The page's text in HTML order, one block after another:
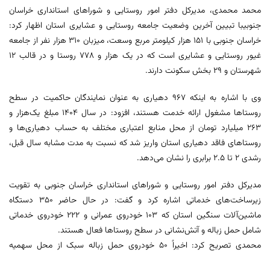
محمد محمدی، مدیرکل دفتر امور روستایی و شوراهای استانداری خراسان
جنوبیبا تبیین آخرین وضعیت جامعه روستایی و عشایری استان اظهار کرد:
خراسان جنوبی با 151 هزار کیلومتر مربع وسعت، میزبان 310 هزار نفر از جامعه
غیور روستایی و عشایری است که در یک هزار و 778 روستا و در قالب 12
شهرستان و 29 بخش سکونت دارند.
وی با اشاره به اینکه 967 دهیاری به عنوان نمایندگان حاکمیت در سطح
روستاها مشغول ارائه خدمت هستند، افزود: در سال 1404 مبلغ یک‌هزار و
263 میلیارد تومان از محل منابع اعتباری مختلف به حساب دهیاری‌ها و
روستاهای فاقد دهیاری استان واریز شد که نسبت به مدت مشابه سال قبل،
رشدی 2 تا 2.5 برابری را نشان می‌دهد.
مدیرکل دفتر امور روستایی و شوراهای استانداری خراسان جنوبی به تقویت
زیرساخت‌های خدماتی اشاره کرد و گفت: در حال حاضر 350 دستگاه
ماشین‌آلات سنگین استان که 103 خودروی عمرانی و 222 خودروی خدماتی
شامل حمل زباله و آتش‌نشانی در سطح روستاها فعال هستند.
محمدی تصریح کرد: اخیراً 50 خودروی حمل زباله سبک از محل سهمیه